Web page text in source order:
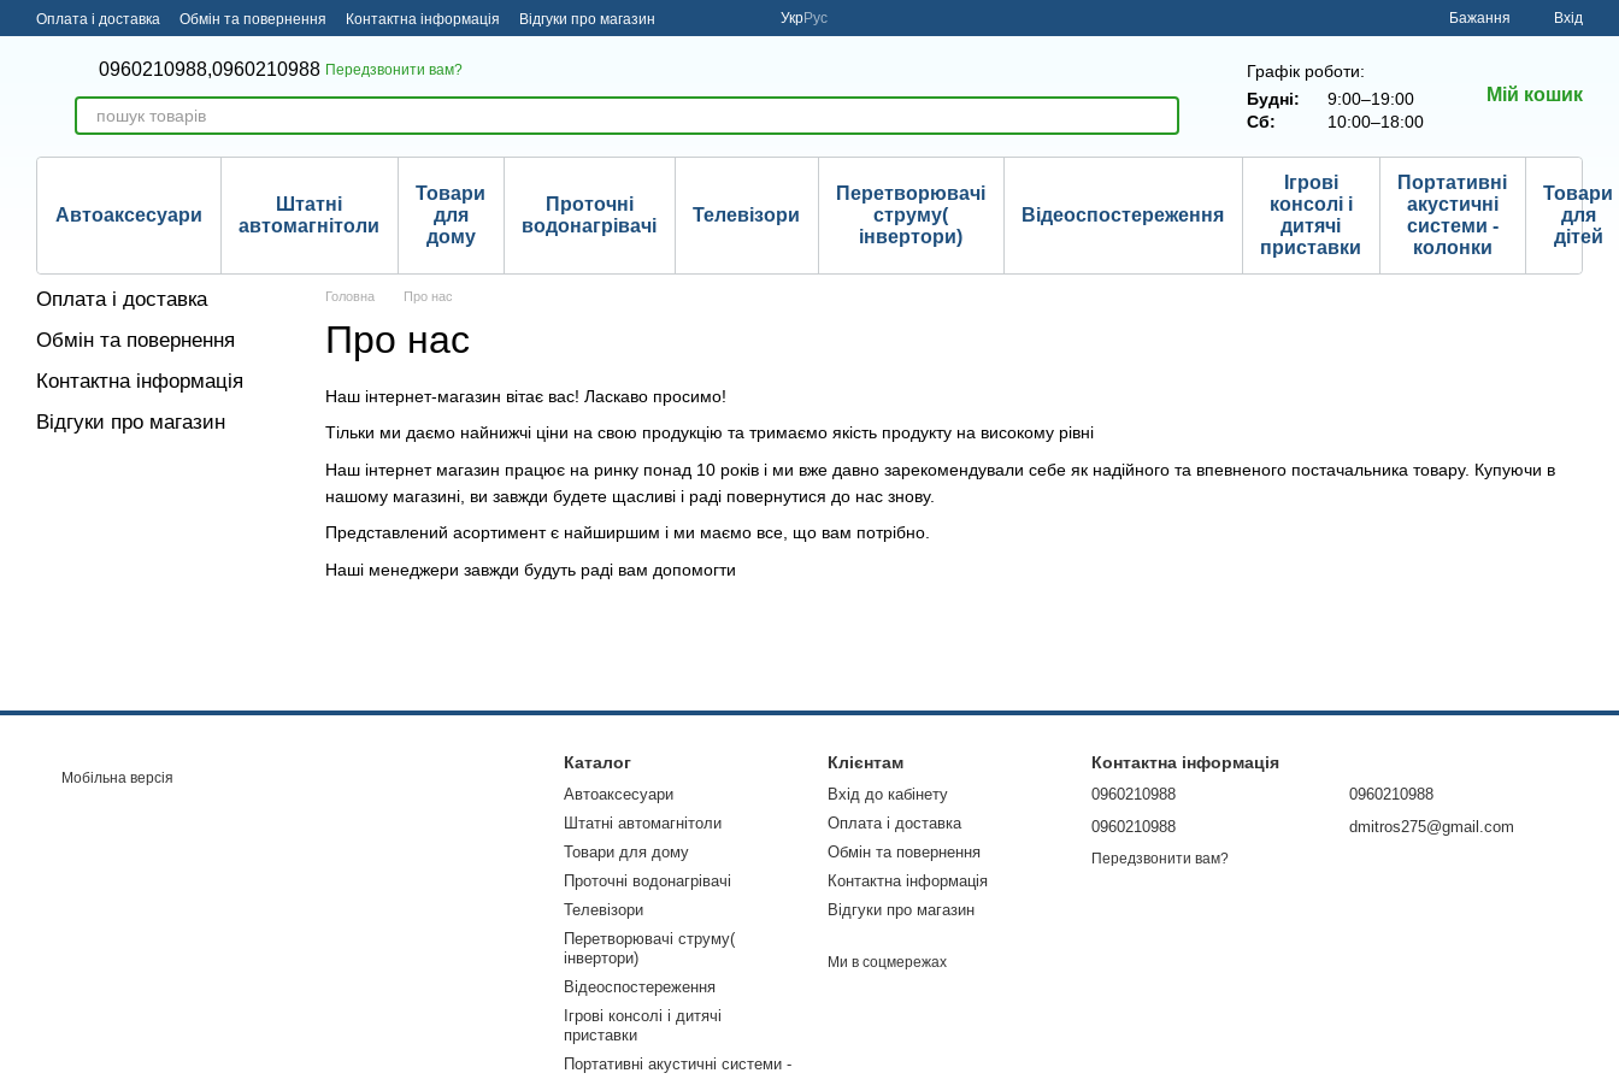
Перейти до основного контенту
Оплата і доставка Обмін та повернення Контактна інформація Відгуки про магазин УкрРус Бажання Вхід
0960210988,0960210988 Передзвонити вам?
Графік роботи:
Будні:
9:00–19:00
Сб:
10:00–18:00
Мій кошик
Автоаксесуари
Штатні
автомагнітоли
Товари
для
дому
Проточні
водонагрівачі
Телевізори
Перетворювачі
струму(
інвертори)
Відеоспостереження
Ігрові
консолі і
дитячі
приставки
Портативні
акустичні
системи -
колонки
Товари
для
дітей
Головна Про нас
Про нас
Наш інтернет-магазин вітає вас! Ласкаво просимо!
Тільки ми даємо найнижчі ціни на свою продукцію та тримаємо якість продукту на високому рівні
Наш інтернет магазин працює на ринку понад 10 років і ми вже давно зарекомендували себе як надійного та впевненого постачальника товару. Купуючи в
нашому магазині, ви завжди будете щасливі і раді повернутися до нас знову.
Представлений асортимент є найширшим і ми маємо все, що вам потрібно.
Наші менеджери завжди будуть раді вам допомогти
Оплата і доставка
Обмін та повернення
Контактна інформація
Відгуки про магазин
Мобільна версія
Каталог
Автоаксесуари
Штатні автомагнітоли
Товари для дому
Проточні водонагрівачі
Телевізори
Перетворювачі струму(
інвертори)
Відеоспостереження
Ігрові консолі і дитячі
приставки
Портативні акустичні системи -
Клієнтам
Вхід до кабінету
Оплата і доставка
Обмін та повернення
Контактна інформація
Відгуки про магазин
Ми в соцмережах
Контактна інформація
0960210988
0960210988
Передзвонити вам?
0960210988
dmitros275@gmail.com